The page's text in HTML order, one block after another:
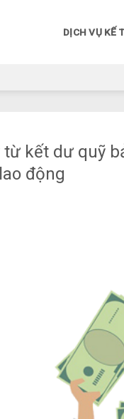
DỊCH VỤ KẾ
từ kết dư quỹ
động